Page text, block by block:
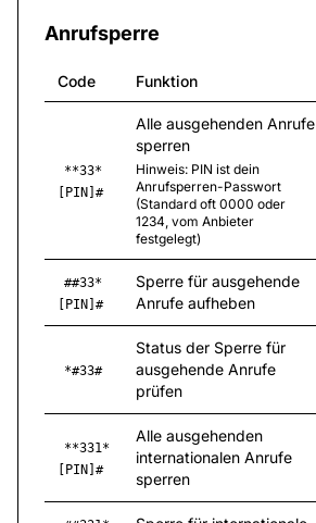
Anrufsperre
Code Funktion
**33*
[PIN]#
Alle ausgehenden Anrufe
sperren
Hinweis: PIN ist dein
Anrufsperren-Passwort
(Standard oft 0000 oder
1234, vom Anbieter
festgelegt)
##33*
[PIN]#
Sperre für ausgehende
Anrufe aufheben
*#33#
Status der Sperre für
ausgehende Anrufe
prüfen
**331*
[PIN]#
Alle ausgehenden
internationalen Anrufe
sperren